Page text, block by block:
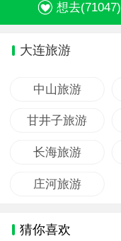
想去(71047)
大连旅游
中山旅游
甘井子旅游
长海旅游
庄河旅游
猜你喜欢